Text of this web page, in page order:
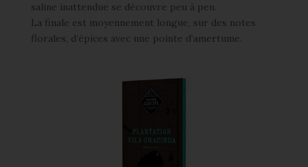
saline inattendue se découvre peu à peu.
La finale est moyennement longue, sur des notes
florales, d’épices avec une pointe d’amertume.